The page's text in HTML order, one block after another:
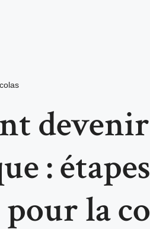
devenir
:
pour la